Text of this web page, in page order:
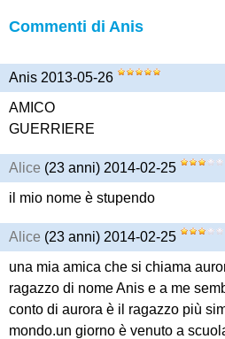
Commenti di Anis
Anis 2013-05-26
AMICO
GUERRIERE
Alice (23 anni) 2014-02-25
il mio nome è stupendo
Alice (23 anni) 2014-02-25
una mia amica che si chiama
ragazzo di nome Anis e a me
conto di aurora è il ragazzo più
mondo.un giorno è venuto a